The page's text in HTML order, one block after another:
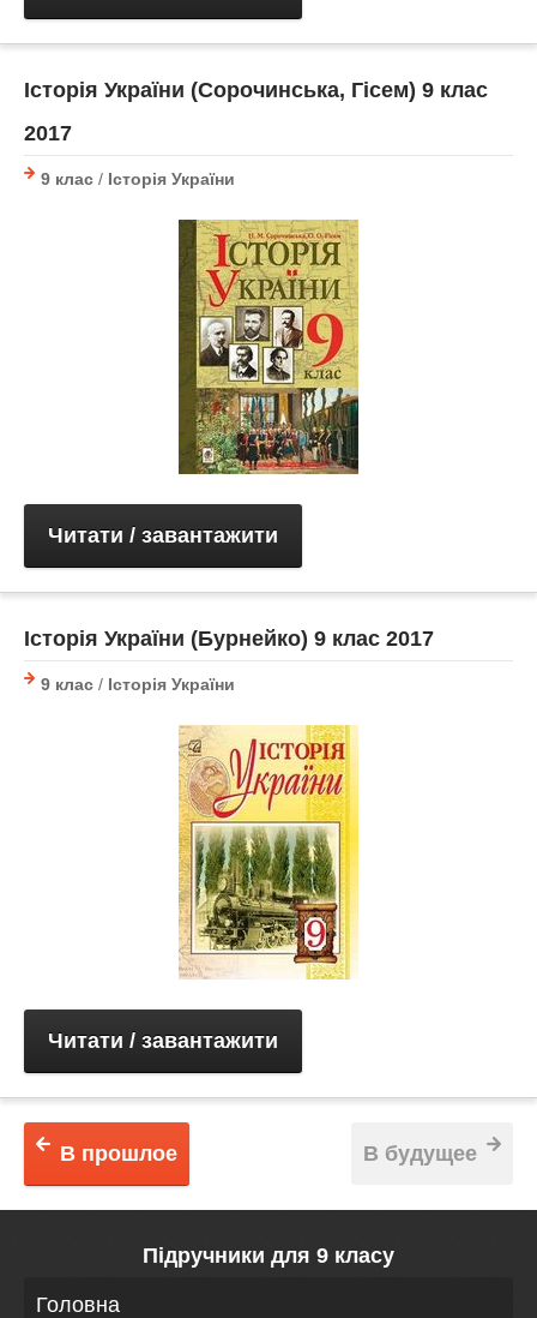
Історія України (Сорочинська, Гісем) 9 клас
2017
9 клас / Історія України
Читати / завантажити
Історія України (Бурнейко) 9 клас 2017
9 клас / Історія України
Читати / завантажити
В будущее
В прошлое
Підручники для 9 класу
Головна